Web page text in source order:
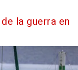
la guerra en